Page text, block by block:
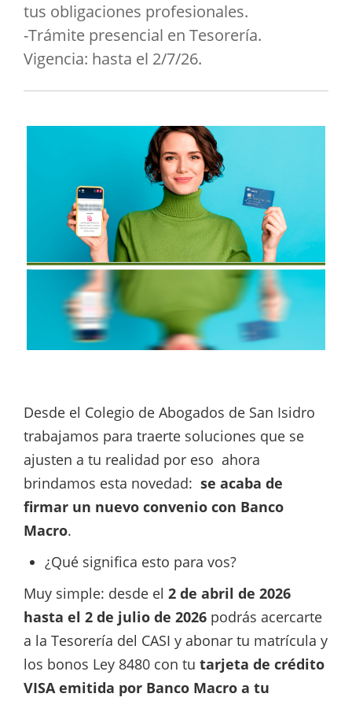
tus obligaciones profesionales.
-Trámite presencial en Tesorería.
Vigencia: hasta el 2/7/26.
Desde el Colegio de Abogados de San Isidro
trabajamos para traerte soluciones que se
ajusten a tu realidad por eso ahora
brindamos esta novedad: se acaba de
firmar un nuevo convenio con Banco
Macro.
¿Qué significa esto para vos?
Muy simple: desde el 2 de abril de 2026
hasta el 2 de julio de 2026 podrás acercarte
a la Tesorería del CASI y abonar tu matrícula y
los bonos Ley 8480 con tu tarjeta de crédito
VISA emitida por Banco Macro a tu